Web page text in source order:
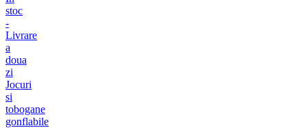
stoc
-
Livrare
a
doua
zi
Jocuri
si
tobogane
gonflabile